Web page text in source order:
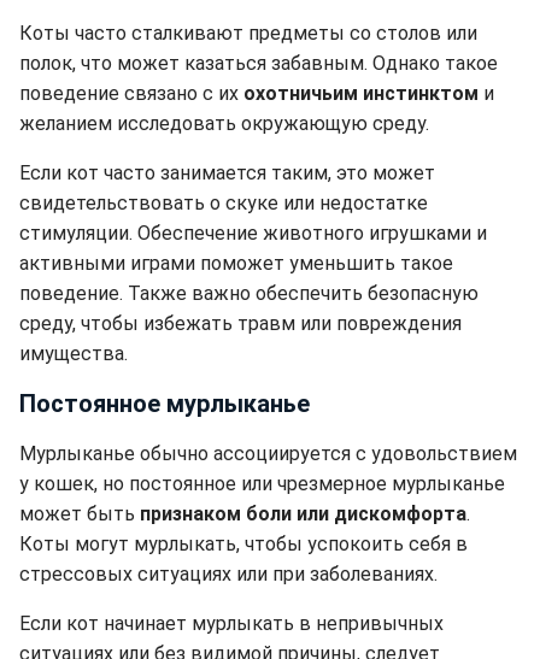
Коты часто сталкивают предметы со столов или
полок, что может казаться забавным. Однако такое
поведение связано с их охотничьим инстинктом и
желанием исследовать окружающую среду.
Если кот часто занимается таким, это может
свидетельствовать о скуке или недостатке
стимуляции. Обеспечение животного игрушками и
активными играми поможет уменьшить такое
поведение. Также важно обеспечить безопасную
среду, чтобы избежать травм или повреждения
имущества.
Постоянное мурлыканье
Мурлыканье обычно ассоциируется с удовольствием
у кошек, но постоянное или чрезмерное мурлыканье
может быть признаком боли или дискомфорта.
Коты могут мурлыкать, чтобы успокоить себя в
стрессовых ситуациях или при заболеваниях.
Если кот начинает мурлыкать в непривычных
ситуациях или без видимой причины, следует